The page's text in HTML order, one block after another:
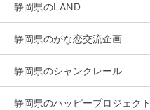
静岡県のLAND
静岡県のがな恋交流企画
静岡県のシャンクレール
静岡県のハッピープロジェクト